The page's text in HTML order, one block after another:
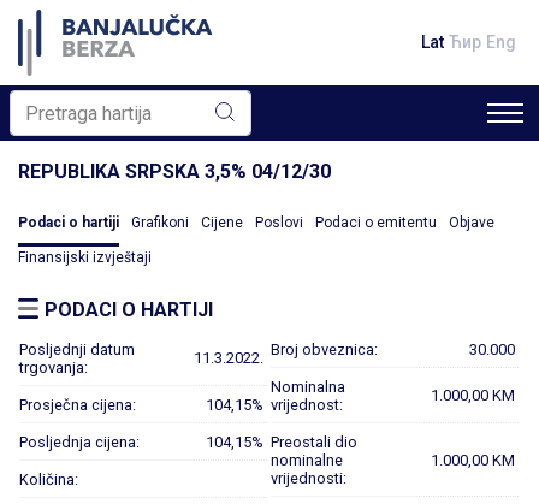
Lat Ћир Eng
REPUBLIKA SRPSKA 3,5% 04/12/30
Podaci o hartiji Grafikoni Cijene Poslovi Podaci o emitentu Objave
Finansijski izvještaji
PODACI O HARTIJI
Posljednji datum
trgovanja:
11.3.2022.
Prosječna cijena: 104,15%
Posljednja cijena: 104,15%
Količina:
Broj obveznica: 30.000
Nominalna
vrijednost:
1.000,00 KM
Preostali dio
nominalne
vrijednosti:
1.000,00 KM